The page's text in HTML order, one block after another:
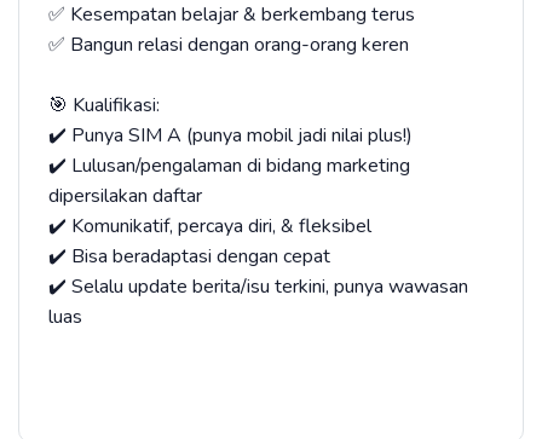
✅ Kesempatan belajar & berkembang terus
✅ Bangun relasi dengan orang-orang keren
🎯 Kualifikasi:
✔️ Punya SIM A (punya mobil jadi nilai plus!)
✔️ Lulusan/pengalaman di bidang marketing
dipersilakan daftar
✔️ Komunikatif, percaya diri, & fleksibel
✔️ Bisa beradaptasi dengan cepat
✔️ Selalu update berita/isu terkini, punya wawasan
luas